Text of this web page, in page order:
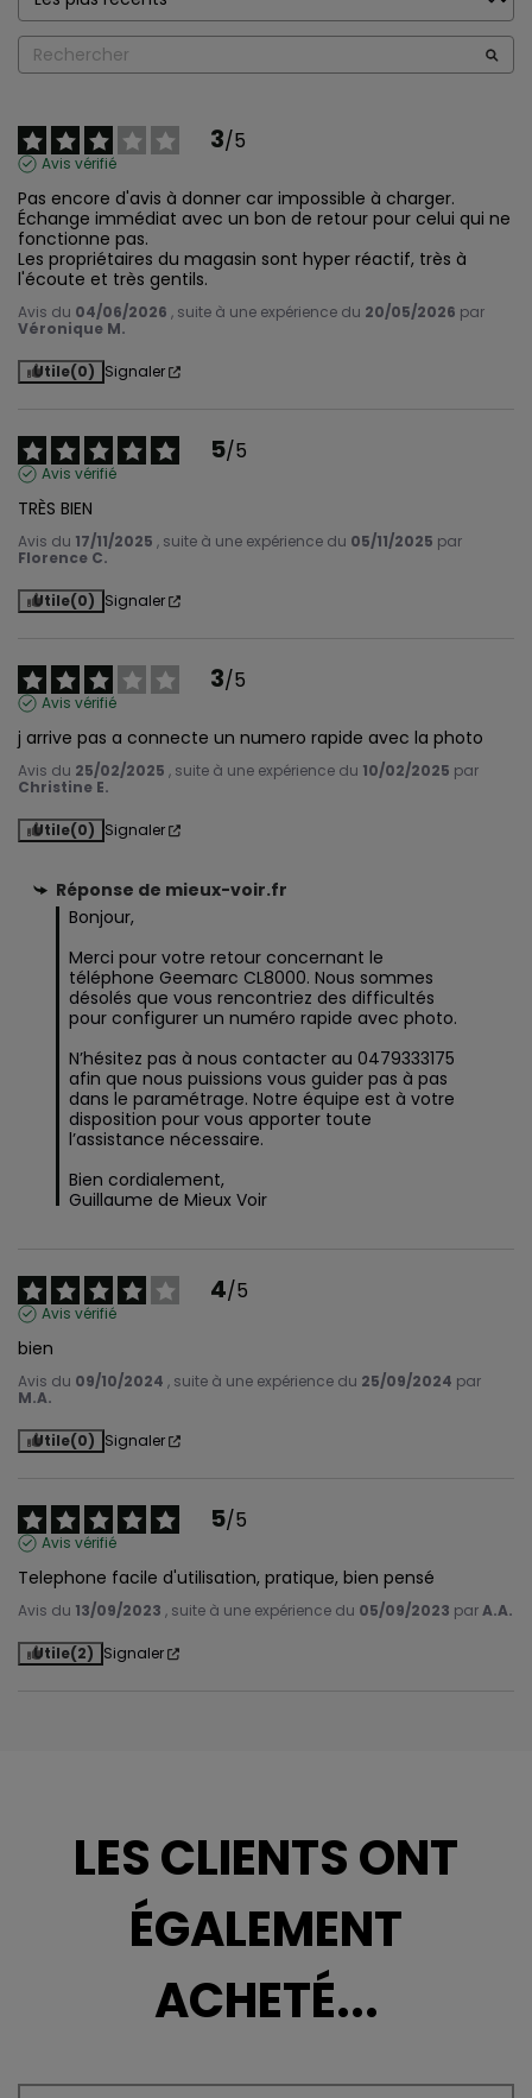
3/5
Avis vérifié
Pas encore d'avis à donner car impossible à charger.
Échange immédiat avec un bon de retour pour celui qui ne
fonctionne pas.
Les propriétaires du magasin sont hyper réactif, très à
l'écoute et très gentils.
Avis du 04/06/2026 , suite à une expérience du 20/05/2026 par
Véronique M.
Utile(0) Signaler
5/5
Avis vérifié
TRÈS BIEN
Avis du 17/11/2025 , suite à une expérience du 05/11/2025 par
Florence C.
Utile(0) Signaler
3/5
Avis vérifié
j arrive pas a connecte un numero rapide avec la photo
Avis du 25/02/2025 , suite à une expérience du 10/02/2025 par
Christine E.
Utile(0) Signaler
Réponse de mieux-voir.fr
Bonjour,
Merci pour votre retour concernant le
téléphone Geemarc CL8000. Nous sommes
désolés que vous rencontriez des difficultés
pour configurer un numéro rapide avec photo.
N’hésitez pas à nous contacter au 0479333175
afin que nous puissions vous guider pas à pas
dans le paramétrage. Notre équipe est à votre
disposition pour vous apporter toute
l’assistance nécessaire.
Bien cordialement,
Guillaume de Mieux Voir
4/5
Avis vérifié
bien
Avis du 09/10/2024 , suite à une expérience du 25/09/2024 par
M.A.
Utile(0) Signaler
5/5
Avis vérifié
Telephone facile d'utilisation, pratique, bien pensé
Avis du 13/09/2023 , suite à une expérience du 05/09/2023 parA.A.
Utile(2) Signaler
LES CLIENTS ONT
ÉGALEMENT
ACHETÉ...